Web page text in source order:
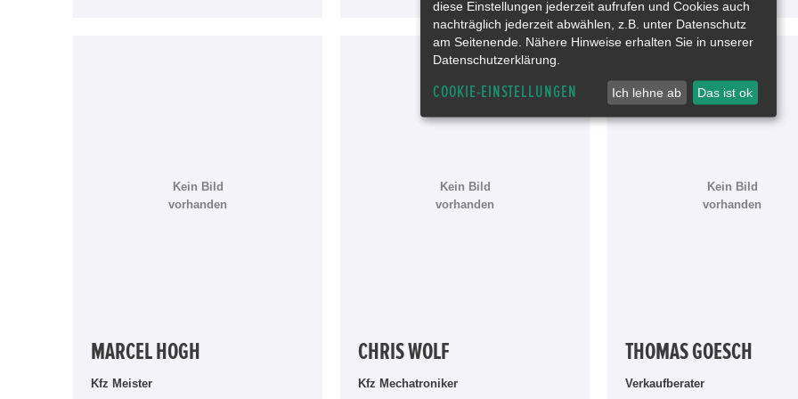
Kein Bild
vorhanden
MARCEL HOGH
Kfz Meister
Kein Bild
vorhanden
CHRIS WOLF
Kfz Mechatroniker
Kein Bild
vorhanden
THOMAS GOESCH
Verkaufberater
diese Einstellungen jederzeit aufrufen und Cookies auch
nachträglich jederzeit abwählen, z.B. unter Datenschutz
am Seitenende. Nähere Hinweise erhalten Sie in unserer
Datenschutzerklärung.
COOKIE-EINSTELLUNGEN Ich lehne ab Das ist ok